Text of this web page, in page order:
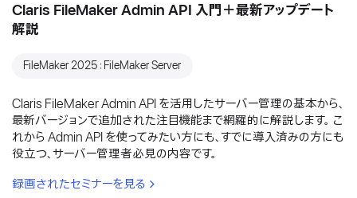
Claris FileMaker Admin API 入門＋最新アップデート
解説
FileMaker 2025：FileMaker Server
Claris FileMaker Admin API を活用したサーバー管理の基本から、
最新バージョンで追加された注目機能まで網羅的に解説します。 こ
れから Admin API を使ってみたい方にも、すでに導入済みの方にも
役立つ、サーバー管理者必見の内容です。
録画されたセミナーを見る